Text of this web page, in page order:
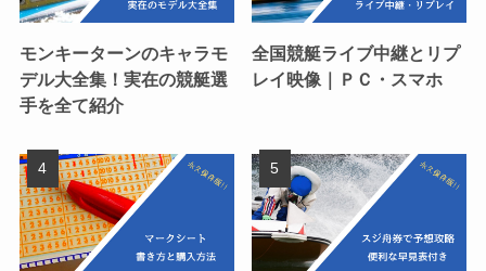
モンキーターンのキャラモ
デル大全集！実在の競艇選
手を全て紹介
全国競艇ライブ中継とリプ
レイ映像｜ＰＣ・スマホ